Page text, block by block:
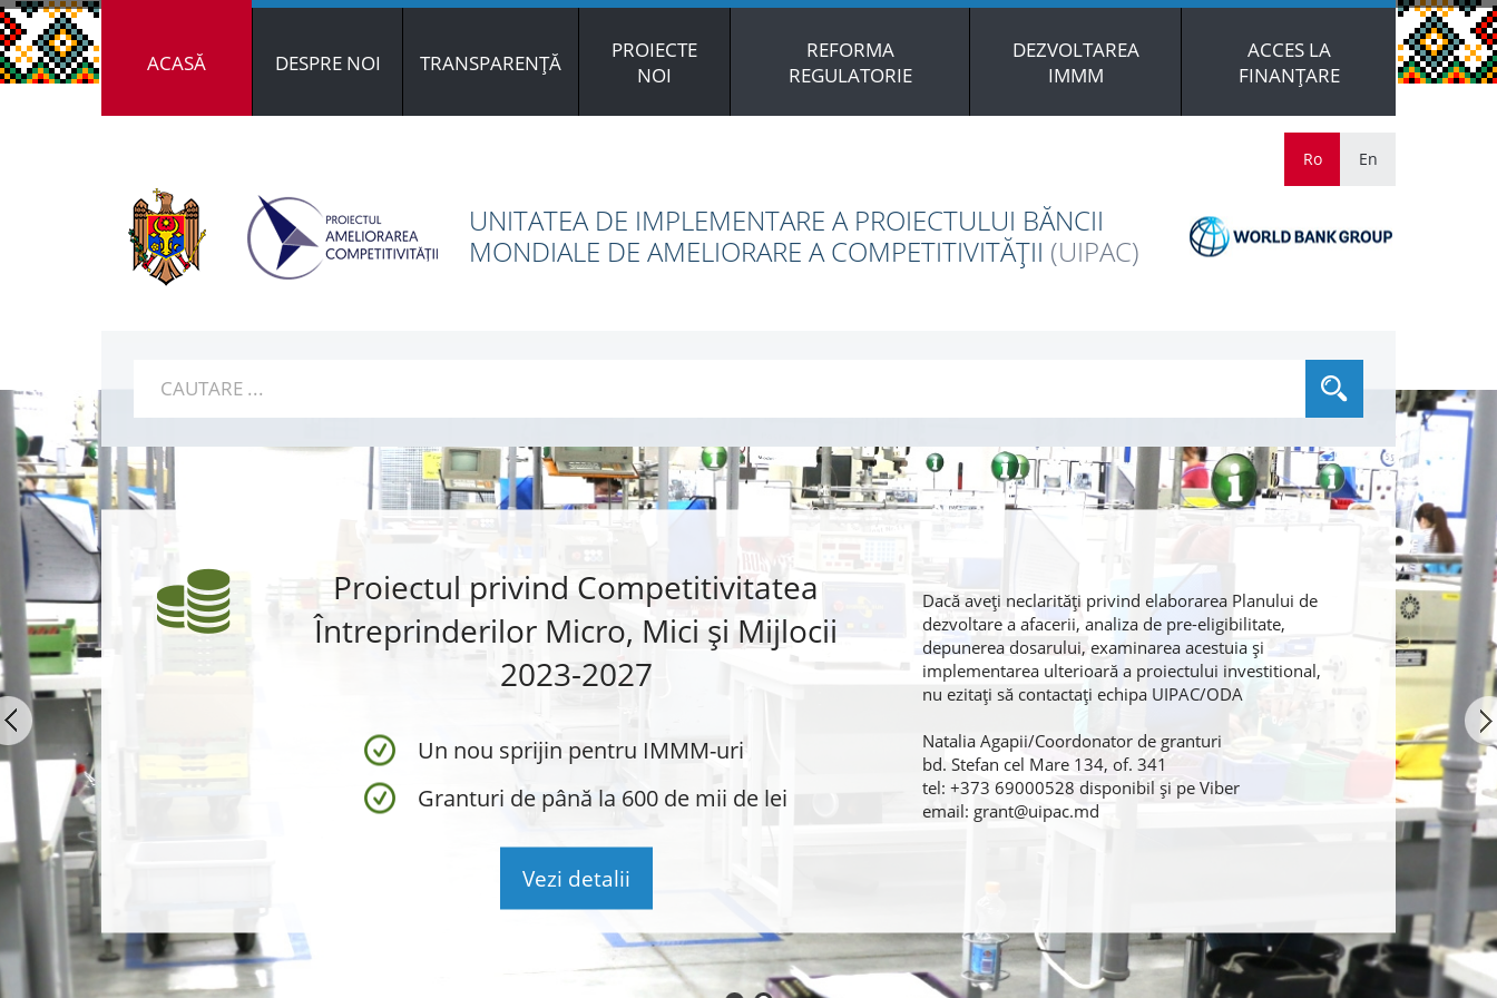
Ro En
UNITATEA DE IMPLEMENTARE A PROIECTULUI BĂNCII
MONDIALE DE AMELIORARE A COMPETITIVITĂȚII (UIPAC)
ACASĂ DESPRE NOI TRANSPARENȚĂ
PROIECTE
NOI
REFORMA
REGULATORIE
DEZVOLTAREA
IMMM
ACCES LA
FINANȚARE
Proiectul privind Competitivitatea
Întreprinderilor Micro, Mici și Mijlocii
2023-2027
Un nou sprijin pentru IMMM-uri
Granturi de până la 600 de mii de lei
Vezi detalii
Dacă aveți neclarități privind elaborarea Planului de
dezvoltare a afacerii, analiza de pre-eligibilitate,
depunerea dosarului, examinarea acestuia și
implementarea ulterioară a proiectului investitional,
nu ezitați să contactați echipa UIPAC/ODA
Natalia Agapii/Coordonator de granturi
bd. Stefan cel Mare 134, of. 341
tel: +373 69000528 disponibil și pe Viber
email: grant@uipac.md